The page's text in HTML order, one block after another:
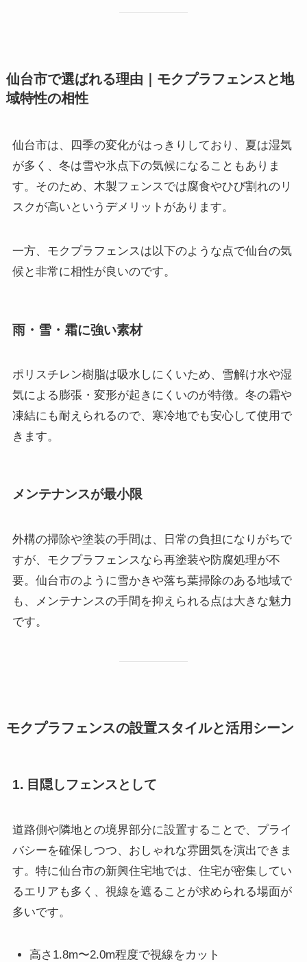
仙台市で選ばれる理由｜モクプラフェンスと地
域特性の相性
仙台市は、四季の変化がはっきりしており、夏は湿気
が多く、冬は雪や氷点下の気候になることもありま
す。そのため、木製フェンスでは腐食やひび割れのリ
スクが高いというデメリットがあります。
一方、モクプラフェンスは以下のような点で仙台の気
候と非常に相性が良いのです。
雨・雪・霜に強い素材
ポリスチレン樹脂は吸水しにくいため、雪解け水や湿
気による膨張・変形が起きにくいのが特徴。冬の霜や
凍結にも耐えられるので、寒冷地でも安心して使用で
きます。
メンテナンスが最小限
外構の掃除や塗装の手間は、日常の負担になりがちで
すが、モクプラフェンスなら再塗装や防腐処理が不
要。仙台市のように雪かきや落ち葉掃除のある地域で
も、メンテナンスの手間を抑えられる点は大きな魅力
です。
モクプラフェンスの設置スタイルと活用シーン
1. 目隠しフェンスとして
道路側や隣地との境界部分に設置することで、プライ
バシーを確保しつつ、おしゃれな雰囲気を演出できま
す。特に仙台市の新興住宅地では、住宅が密集してい
るエリアも多く、視線を遮ることが求められる場面が
多いです。
高さ1.8m〜2.0m程度で視線をカット